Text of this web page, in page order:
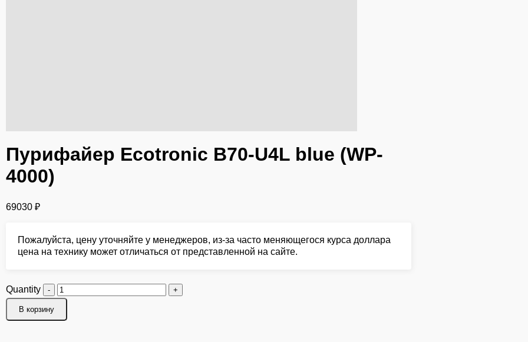
Пурифайер Ecotronic B70-U4L blue (WP-
4000)
69030 ₽
Пожалуйста, цену уточняйте у менеджеров, из-за часто меняющегося курса доллара
цена на технику может отличаться от представленной на сайте.
Quantity
В корзину